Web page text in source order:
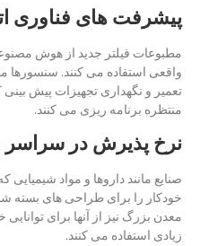
پیشرفت های فناوری
مطبوعات فیلتر جدید از هوش
واقعی استفاده می کنند.
تعمیر و نگهداری تجهیزات پیش بینی
منتظره برنامه ریزی می کنند.
نرخ پذیرش در سراسر
صنایع مانند داروها و مواد
خودکار را برای طراحی های بسته
معدن بزرگ نیز از آنها برای
زیادی استفاده می کنند.